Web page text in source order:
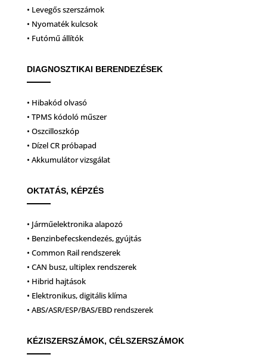
• Levegős szerszámok
• Nyomaték kulcsok
• Futómű állítók
DIAGNOSZTIKAI BERENDEZÉSEK
• Hibakód olvasó
• TPMS kódoló műszer
• Oszcilloszkóp
• Dízel CR próbapad
• Akkumulátor vizsgálat
OKTATÁS, KÉPZÉS
• Járműelektronika alapozó
• Benzinbefecskendezés, gyújtás
• Common Rail rendszerek
• CAN busz, ultiplex rendszerek
• Hibrid hajtások
• Elektronikus, digitális klíma
• ABS/ASR/ESP/BAS/EBD rendszerek
KÉZISZERSZÁMOK, CÉLSZERSZÁMOK